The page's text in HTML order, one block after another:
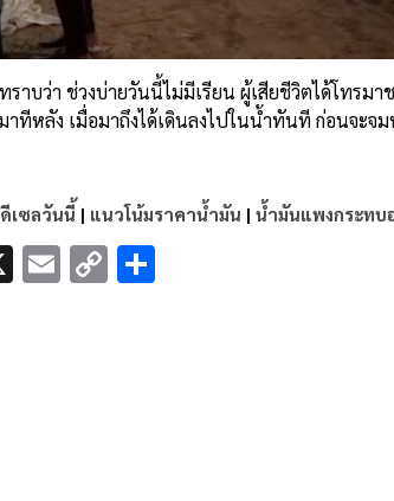
ราบว่า ช่วงบ่ายวันนี้ไม่มีเรียน ผู้เสียชีวิตได้โทร
ทีหลัง เมื่อมาถึงได้เดินลงไปในน้ำทันที ก่อนจะ
เซลวันนี้ | แนวโน้มราคาน้ำมัน | น้ำมันแพงกระทบ
X Email
Copy